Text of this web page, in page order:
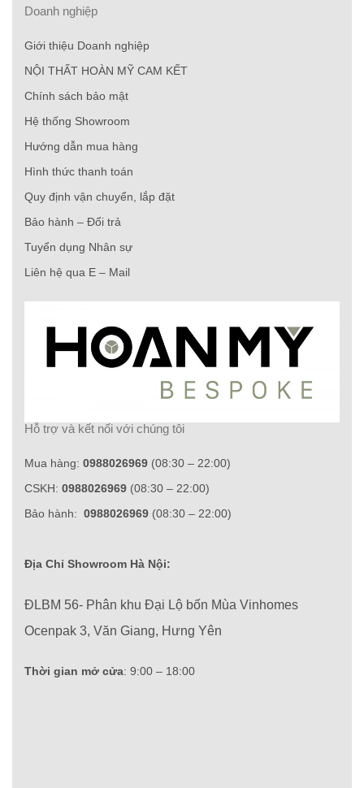
Doanh nghiệp
Giới thiệu Doanh nghiệp
NỘI THẤT HOÀN MỸ CAM KẾT
Chính sách bảo mật
Hệ thống Showroom
Hướng dẫn mua hàng
Hình thức thanh toán
Quy định vận chuyển, lắp đặt
Bảo hành – Đổi trả
Tuyển dụng Nhân sự
Liên hệ qua E – Mail
Hỗ trợ và kết nối với chúng tôi
Mua hàng: 0988026969 (08:30 – 22:00)
CSKH: 0988026969 (08:30 – 22:00)
Bảo hành: 0988026969 (08:30 – 22:00)
Địa Chỉ Showroom Hà Nội:
ĐLBM 56- Phân khu Đại Lộ bốn Mùa Vinhomes
Ocenpak 3, Văn Giang, Hưng Yên
Thời gian mở cửa: 9:00 – 18:00